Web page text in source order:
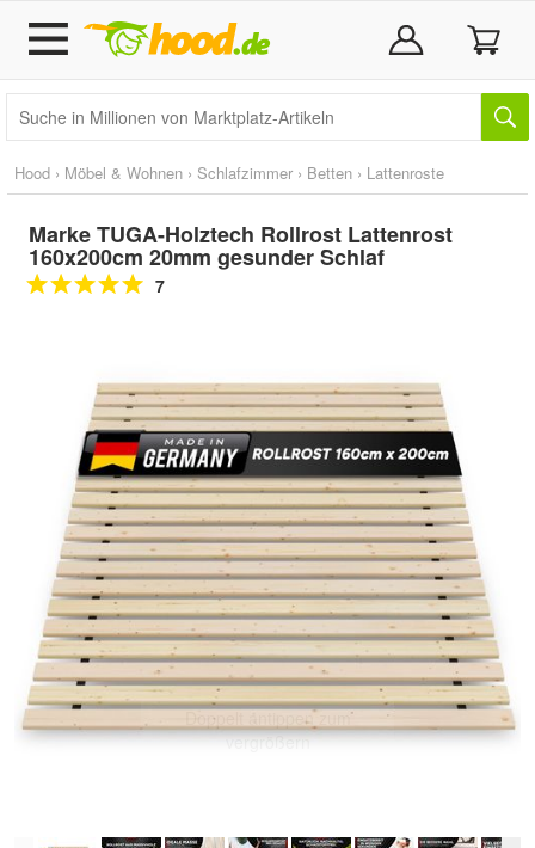
Hood › Möbel & Wohnen › Schlafzimmer › Betten › Lattenroste
Marke TUGA-Holztech Rollrost Lattenrost
160x200cm 20mm gesunder Schlaf
7
Doppelt antippen zum
vergrößern